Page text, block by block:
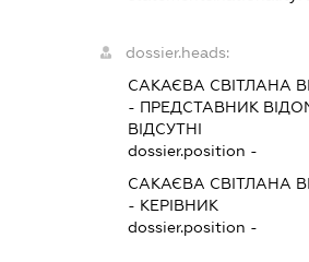
dossier.heads:
САКАЄВА СВІТЛАНА
- ПРЕДСТАВНИК
ВІДСУТНІ
dossier.position -
САКАЄВА СВІТЛАНА
- КЕРІВНИК
dossier.position -